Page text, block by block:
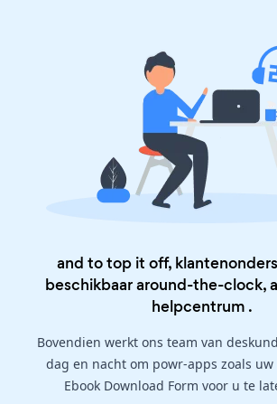
and to top it off,
beschikbaar around-the-clock,
helpcentrum .
Bovendien werkt ons team van
dag en nacht om powr-apps zoals
Ebook Download Form voor u te